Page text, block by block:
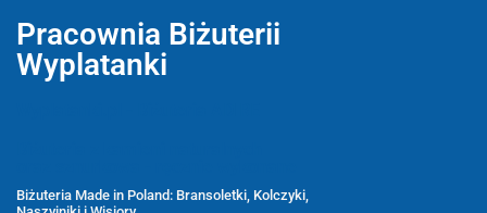
Pracownia Biżuterii
Wyplatanki
Biżuteria Made in Poland: Bransoletki, Kolczyki,